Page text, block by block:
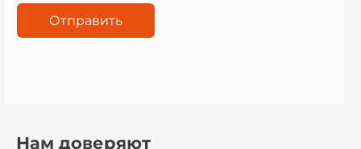
Нам доверяют